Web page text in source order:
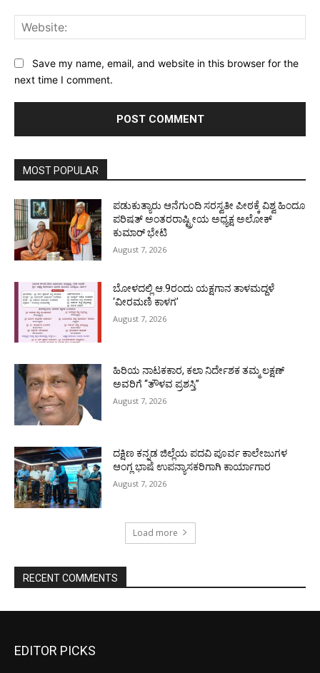
Save my name, email, and website in this browser for the
next time I comment.
MOST POPULAR
ಪಡುಕುತ್ಯಾರು ಆನೆಗುಂದಿ ಸರಸ್ವತೀ ಪೀಠಕ್ಕೆ ವಿಶ್ವ ಹಿಂದೂ
ಪರಿಷತ್ ಅಂತರರಾಷ್ಟ್ರೀಯ ಅಧ್ಯಕ್ಷ ಅಲೋಕ್
ಕುಮಾರ್ ಭೇಟಿ
August 7, 2026
ಬೋಳದಲ್ಲಿ ಆ.9ರಂದು ಯಕ್ಷಗಾನ ತಾಳಮದ್ದಳೆ
‘ವೀರಮಣಿ ಕಾಳಗ’
August 7, 2026
ಹಿರಿಯ ನಾಟಕಕಾರ, ಕಲಾ ನಿರ್ದೇಶಕ ತಮ್ಮ ಲಕ್ಷಣ್
ಅವರಿಗೆ “ತೌಳವ ಪ್ರಶಸ್ತಿ”
August 7, 2026
ದಕ್ಷಿಣ ಕನ್ನಡ ಜಿಲ್ಲೆಯ ಪದವಿ ಪೂರ್ವ ಕಾಲೇಜುಗಳ
ಆಂಗ್ಲ ಭಾಷೆ ಉಪನ್ಯಾಸಕರಿಗಾಗಿ ಕಾರ್ಯಾಗಾರ
August 7, 2026
Load more
RECENT COMMENTS
EDITOR PICKS